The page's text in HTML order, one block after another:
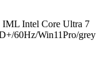
Intel Core Ultra 7
60Hz/Win11Pro/grey